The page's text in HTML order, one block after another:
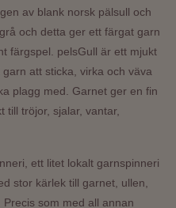
av blank norsk pälsull och
och detta ger ett färgat garn
färgspel. pelsGull är ett mjukt
att sticka, virka och väva
plagg med. Garnet ger en fin
till tröjor, sjalar, vantar,
ett litet lokalt garnspinneri
stor kärlek till garnet, ullen,
som med all annan